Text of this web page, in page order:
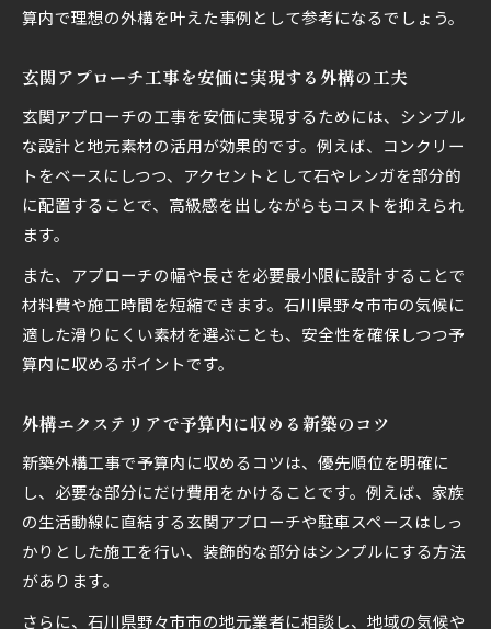
算内で理想の外構を叶えた事例として参考になるでしょう。
玄関アプローチ工事を安価に実現する外構の工夫
玄関アプローチの工事を安価に実現するためには、シンプル
な設計と地元素材の活用が効果的です。例えば、コンクリー
トをベースにしつつ、アクセントとして石やレンガを部分的
に配置することで、高級感を出しながらもコストを抑えられ
ます。
また、アプローチの幅や長さを必要最小限に設計することで
材料費や施工時間を短縮できます。石川県野々市市の気候に
適した滑りにくい素材を選ぶことも、安全性を確保しつつ予
算内に収めるポイントです。
外構エクステリアで予算内に収める新築のコツ
新築外構工事で予算内に収めるコツは、優先順位を明確に
し、必要な部分にだけ費用をかけることです。例えば、家族
の生活動線に直結する玄関アプローチや駐車スペースはしっ
かりとした施工を行い、装飾的な部分はシンプルにする方法
があります。
さらに、石川県野々市市の地元業者に相談し、地域の気候や